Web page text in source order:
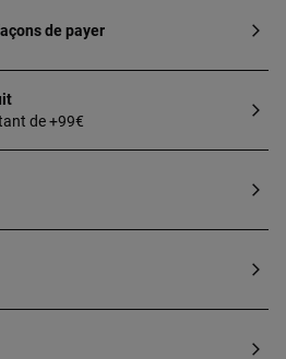
grande
de payer
de +99€